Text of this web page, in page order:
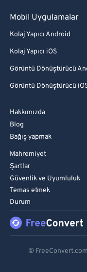
Mobil Uygulamalar
Kolaj Yapıcı Android
Kolaj Yapıcı iOS
Görüntü Dönüştürücü
Görüntü Dönüştürücü
Hakkımızda
Blog
Bağış yapmak
Mahremiyet
Şartlar
Güvenlik ve Uyumluluk
Temas etmek
Durum
© FreeConvert.com